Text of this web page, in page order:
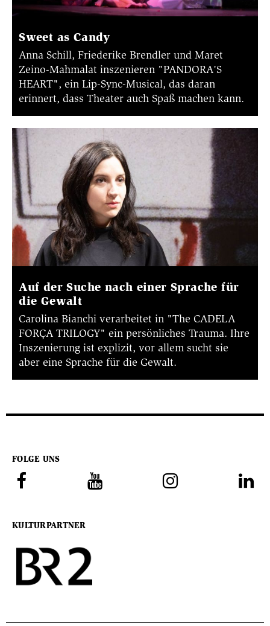
Sweet as Candy
Anna Schill, Friederike Brendler und Maret
Zeino-Mahmalat inszenieren "PANDORA'S
HEART", ein Lip-Sync-Musical, das daran
erinnert, dass Theater auch Spaß machen kann.
Auf der Suche nach einer Sprache für
die Gewalt
Carolina Bianchi verarbeitet in "The CADELA
FORÇA TRILOGY" ein persönliches Trauma. Ihre
Inszenierung ist explizit, vor allem sucht sie
aber eine Sprache für die Gewalt.
FOLGE UNS
KULTURPARTNER